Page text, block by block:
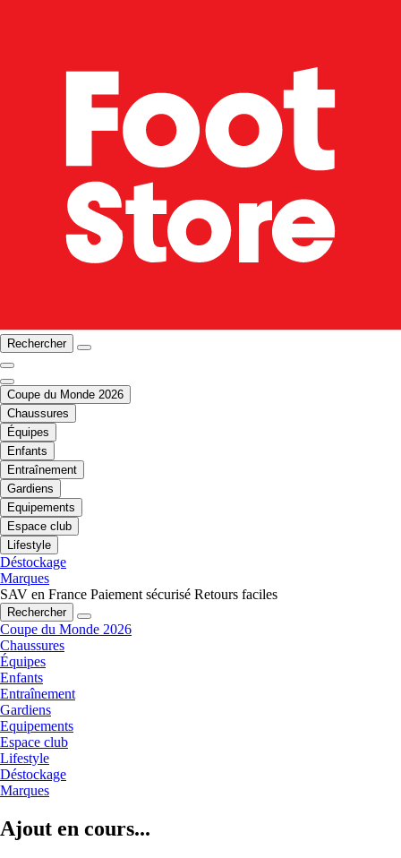
Rechercher
Coupe du Monde 2026
Chaussures
Équipes
Enfants
Entraînement
Gardiens
Equipements
Espace club
Lifestyle
Déstockage
Marques
SAV en France Paiement sécurisé Retours faciles
Rechercher
Coupe du Monde 2026
Chaussures
Équipes
Enfants
Entraînement
Gardiens
Equipements
Espace club
Lifestyle
Déstockage
Marques
Ajout en cours...